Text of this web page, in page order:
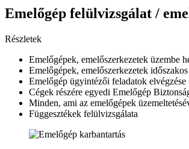
Emelőgép felülvizsgálat /
Részletek
Emelőgépek, emelőszerkezetek üzembe
Emelőgépek, emelőszerkezetek
Emelőgép ügyintézői feladatok elvégzése
Cégek részére egyedi Emelőgép
Minden, ami az emelőgépek
Függesztékek felülvizsgálata